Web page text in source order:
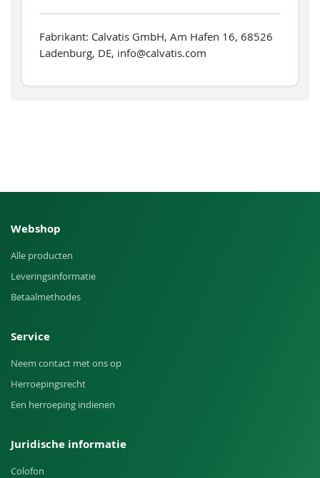
Fabrikant: Calvatis GmbH, Am Hafen 16, 68526
Ladenburg, DE, info@calvatis.com
Webshop
Alle producten
Leveringsinformatie
Betaalmethodes
Service
Neem contact met ons op
Herroepingsrecht
Een herroeping indienen
Juridische informatie
Colofon